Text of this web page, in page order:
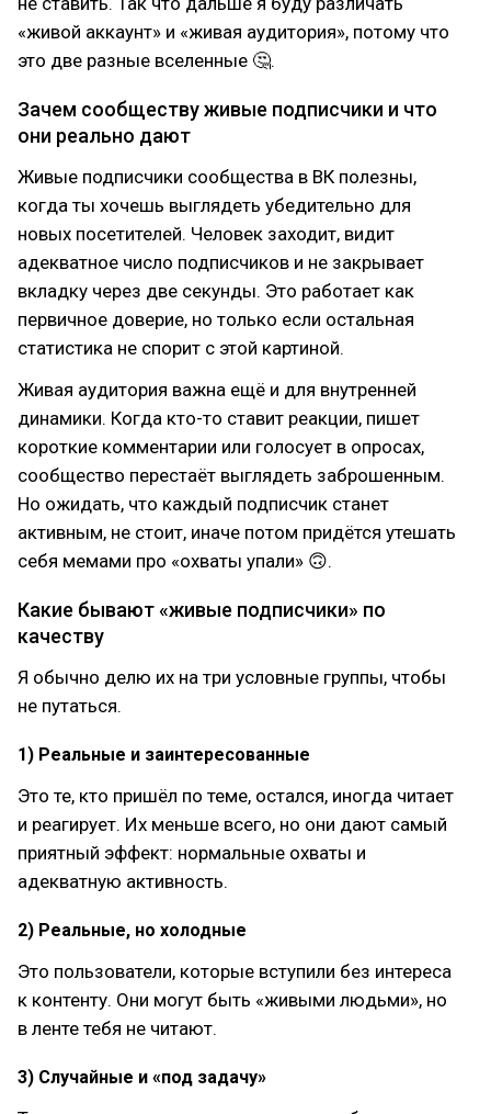
«живой аккаунт» и «живая аудитория», потому что
это две разные вселенные 🤔.
Зачем сообществу живые подписчики и что
они реально дают
Живые подписчики сообщества в ВК полезны,
когда ты хочешь выглядеть убедительно для
новых посетителей. Человек заходит, видит
адекватное число подписчиков и не закрывает
вкладку через две секунды. Это работает как
первичное доверие, но только если остальная
статистика не спорит с этой картиной.
Живая аудитория важна ещё и для внутренней
динамики. Когда кто-то ставит реакции, пишет
короткие комментарии или голосует в опросах,
сообщество перестаёт выглядеть заброшенным.
Но ожидать, что каждый подписчик станет
активным, не стоит, иначе потом придётся утешать
себя мемами про «охваты упали» 🙃.
Какие бывают «живые подписчики» по
качеству
Я обычно делю их на три условные группы, чтобы
не путаться.
1) Реальные и заинтересованные
Это те, кто пришёл по теме, остался, иногда читает
и реагирует. Их меньше всего, но они дают самый
приятный эффект: нормальные охваты и
адекватную активность.
2) Реальные, но холодные
Это пользователи, которые вступили без интереса
к контенту. Они могут быть «живыми людьми», но
в ленте тебя не читают.
3) Случайные и «под задачу»